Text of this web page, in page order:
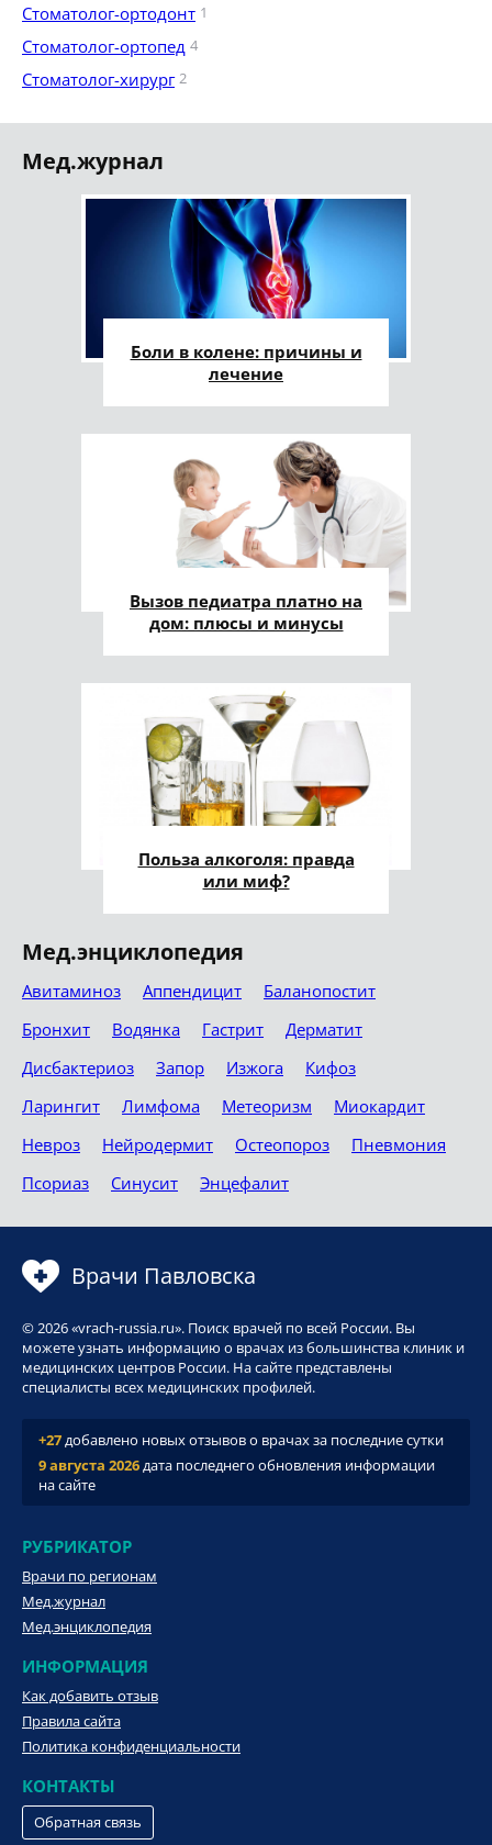
Стоматолог-ортодонт 1
Стоматолог-ортопед 4
Стоматолог-хирург 2
Мед.журнал
Боли в колене: причины и
лечение
Вызов педиатра платно на
дом: плюсы и минусы
Польза алкоголя: правда
или миф?
Мед.энциклопедия
Авитаминоз Аппендицит
Баланопостит
Бронхит
Водянка Гастрит
Дерматит
Дисбактериоз
Запор Изжога
Кифоз
Ларингит
Лимфома Метеоризм
Миокардит
Невроз
Нейродермит Остеопороз
Пневмония
Псориаз
Синусит Энцефалит
Врачи Павловска
© 2026 «vrach-russia.ru». Поиск врачей по всей России. Вы
можете узнать информацию о врачах из большинства клиник и
медицинских центров России. На сайте представлены
специалисты всех медицинских профилей.
+27добавлено новых отзывов о врачах за последние сутки
9 августа 2026дата последнего обновления информации
на сайте
РУБРИКАТОР
Врачи по регионам
Мед.журнал
Мед.энциклопедия
ИНФОРМАЦИЯ
Как добавить отзыв
Правила сайта
Политика конфиденциальности
КОНТАКТЫ
Обратная связь